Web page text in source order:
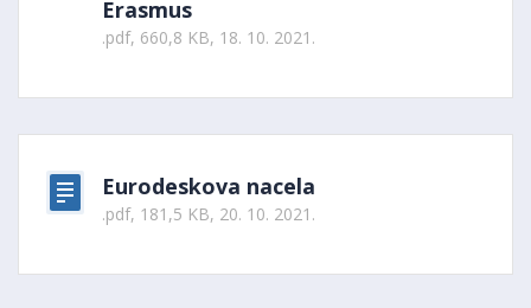
Erasmus
.pdf, 660,8 KB, 18. 10. 2021.
Eurodeskova nacela
.pdf, 181,5 KB, 20. 10. 2021.